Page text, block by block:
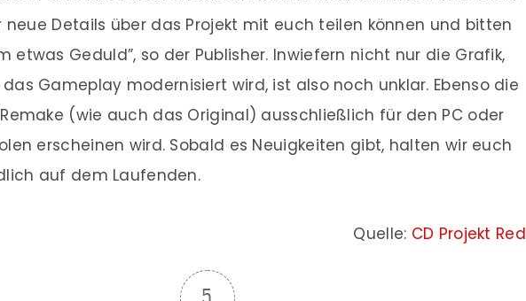
neue Details über das Projekt mit euch teilen können und bitten
etwas Geduld”, so der Publisher. Inwiefern nicht nur die Grafik,
Gameplay modernisiert wird, ist also noch unklar. Ebenso die
(wie auch das Original) ausschließlich für den PC oder
erscheinen wird. Sobald es Neuigkeiten gibt, halten wir euch
auf dem Laufenden.
Quelle: CD Projekt Red